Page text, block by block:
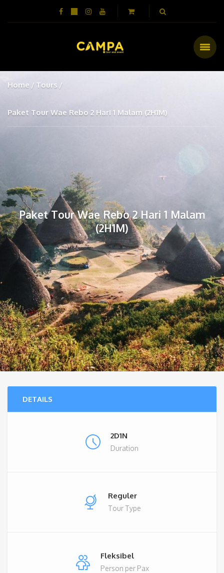
Home Tours
Paket Tour Wae Rebo 2 Hari 1 Malam (2H1M)
Paket Tour Wae Rebo 2 Hari 1 Malam
(2H1M)
DETAILS
2D1N
Duration
Reguler
Tour Type
Fleksibel
Person per Pax